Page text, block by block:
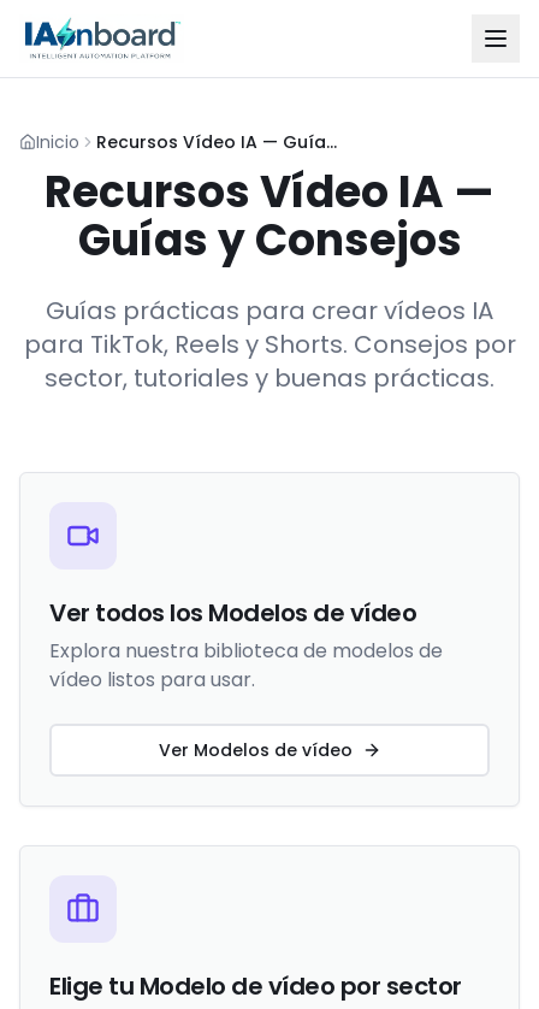
Inicio Recursos Vídeo IA — Guías y Consejos
Recursos Vídeo IA —
Guías y Consejos
Guías prácticas para crear vídeos IA
para TikTok, Reels y Shorts. Consejos por
sector, tutoriales y buenas prácticas.
Ver todos los Modelos de vídeo
Explora nuestra biblioteca de modelos de
vídeo listos para usar.
Ver Modelos de vídeo
Elige tu Modelo de vídeo por sector